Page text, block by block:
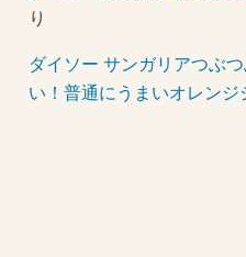
り
ダイソー サンガリアつぶ
い！普通にうまいオレンジ